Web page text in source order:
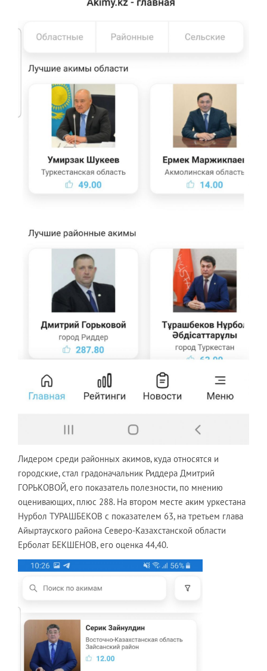
Лидером среди районных акимов, куда относятся и
городские, стал градоначальник Риддера Дмитрий
ГОРЬКОВОЙ, его показатель полезности, по мнению
оценивающих, плюс 288. На втором месте аким уркестана
Нурбол ТУРАШБЕКОВ с показателем 63, на третьем глава
Айыртауского района Северо-Казахстанской области
Ерболат БЕКШЕНОВ, его оценка 44,40.